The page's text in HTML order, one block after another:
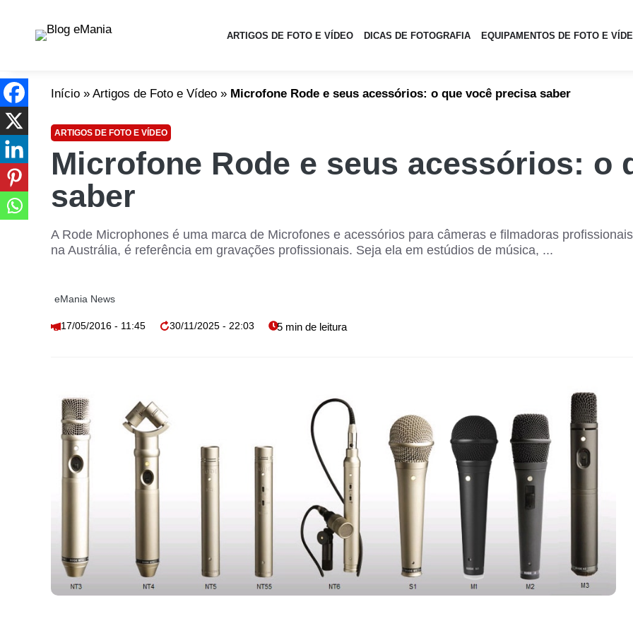
ARTIGOS DE FOTO E VÍDEO DICAS DE FOTOGRAFIA EQUIPAMENTOS DE FOTO E
Início » Artigos de Foto e Vídeo » Microfone Rode e seus acessórios: o que você precisa saber
ARTIGOS DE FOTO E VÍDEO
Microfone Rode e seus acessórios: o
saber
A Rode Microphones é uma marca de Microfones e acessórios para câmeras e filmadoras
na Austrália, é referência em gravações profissionais. Seja ela em estúdios de música, ...
eMania News
17/05/2016 - 11:45 30/11/2025 - 22:03